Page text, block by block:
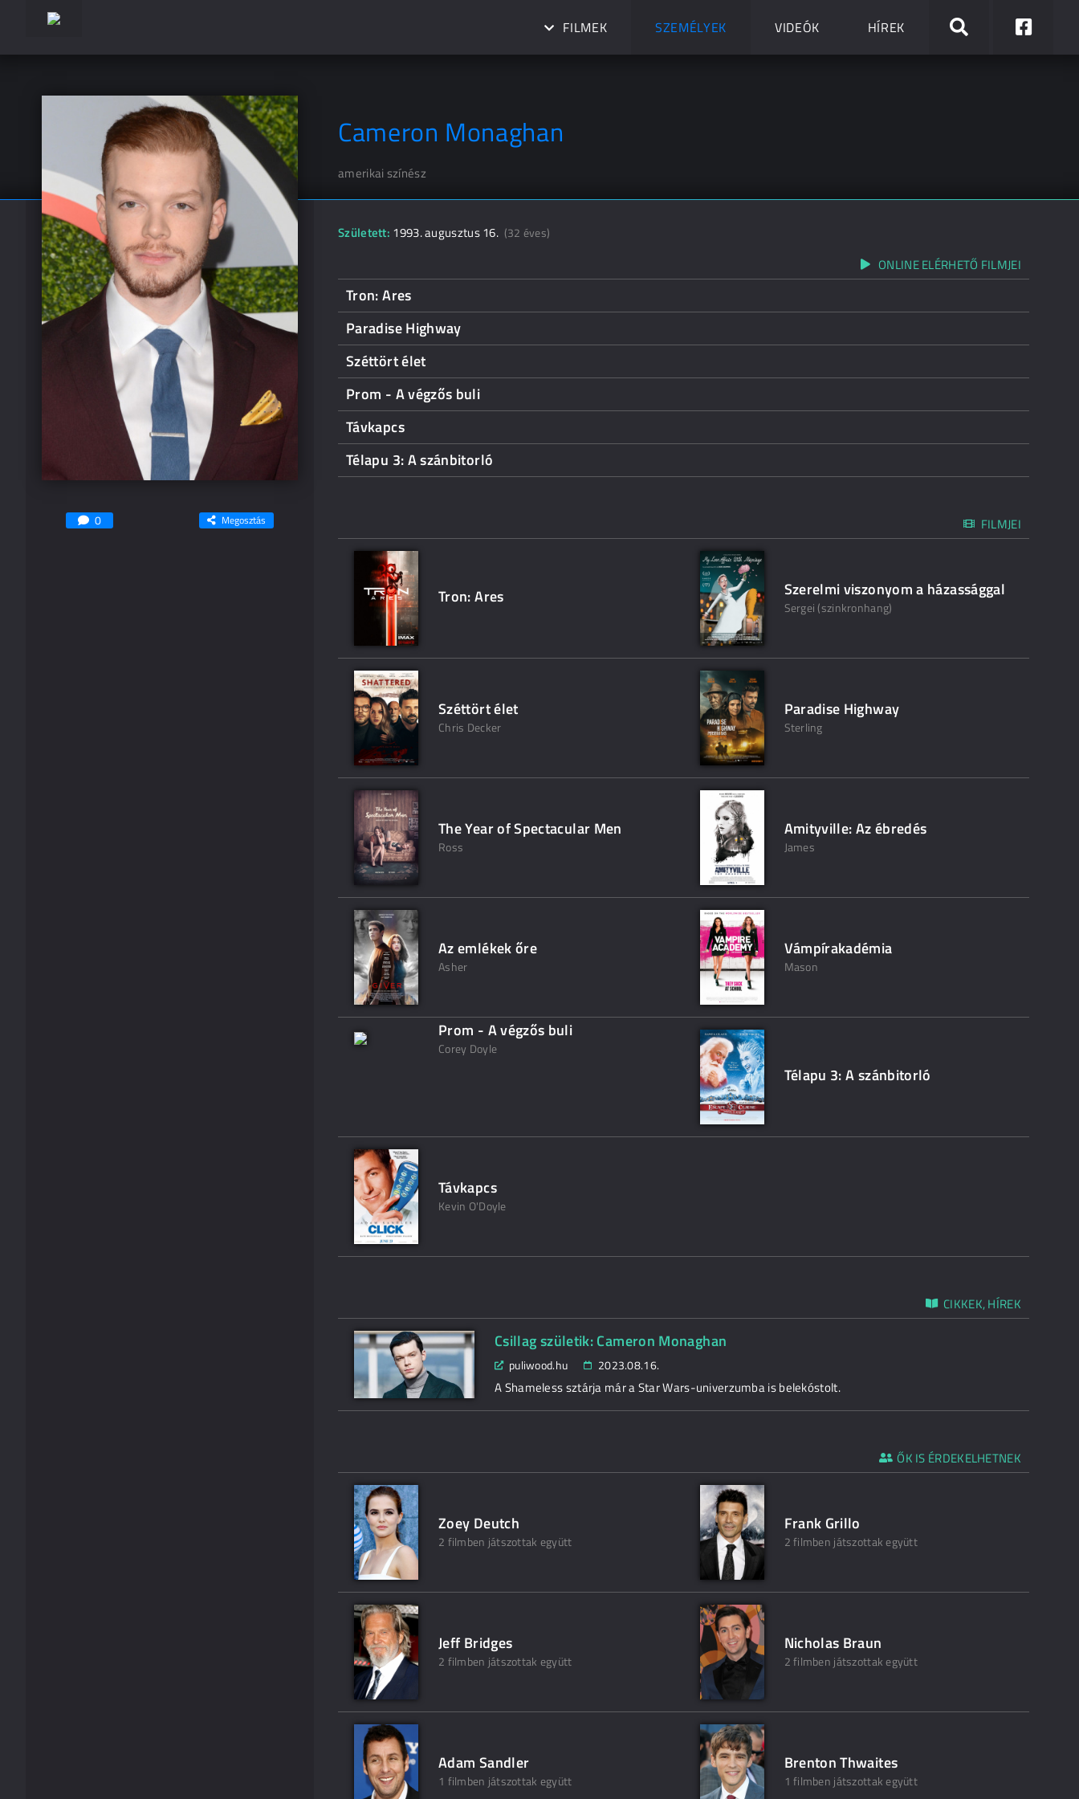
FILMEK SZEMÉLYEK VIDEÓK HÍREK
Cameron Monaghan
amerikai színész
0 Megosztás
Született: 1993. augusztus 16. (32 éves)
ONLINE ELÉRHETŐ FILMJEI
Tron: Ares
Paradise Highway
Széttört élet
Prom - A végzős buli
Távkapcs
Télapu 3: A szánbitorló
FILMJEI
Tron: Ares Szerelmi viszonyom a házassággal
Sergei (szinkronhang)
Széttört élet
Chris Decker
Paradise Highway
Sterling
The Year of Spectacular Men
Ross
Amityville: Az ébredés
James
Az emlékek őre
Asher
Vámpírakadémia
Mason
Prom - A végzős buli
Corey Doyle
Télapu 3: A szánbitorló
Távkapcs
Kevin O'Doyle
CIKKEK, HÍREK
Csillag születik: Cameron Monaghan
puliwood.hu 2023.08.16.
A Shameless sztárja már a Star Wars-univerzumba is belekóstolt.
ŐK IS ÉRDEKELHETNEK
Zoey Deutch
2 filmben játszottak együtt
Frank Grillo
2 filmben játszottak együtt
Jeff Bridges
2 filmben játszottak együtt
Nicholas Braun
2 filmben játszottak együtt
Adam Sandler
1 filmben játszottak együtt
Brenton Thwaites
1 filmben játszottak együtt